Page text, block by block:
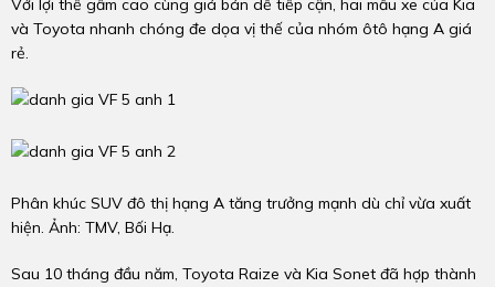
Với lợi thế gầm cao cùng giá bán dễ tiếp cận, hai mẫu xe của Kia
và Toyota nhanh chóng đe dọa vị thế của nhóm ôtô hạng A giá
rẻ.
Phân khúc SUV đô thị hạng A tăng trưởng mạnh dù chỉ vừa xuất
hiện. Ảnh: TMV, Bối Hạ.
Sau 10 tháng đầu năm, Toyota Raize và Kia Sonet đã hợp thành